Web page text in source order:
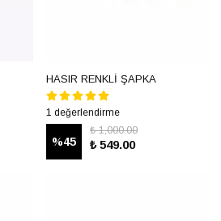
HASIR RENKLİ ŞAPKA
1 değerlendirme
%45
₺ 1,000.00
₺ 549.00